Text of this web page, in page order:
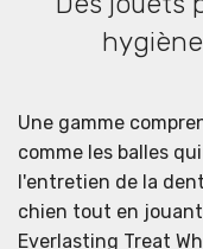
Une gamme
comme les balles
l'entretien de la
chien tout en
Everlasting Treat